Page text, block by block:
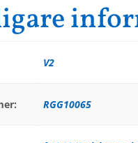
V2
RGG10065